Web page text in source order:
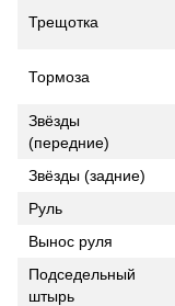
Трещотка
Тормоза
Звёзды
(передние)
Звёзды (задние)
Руль
Вынос руля
Подседельный
штырь